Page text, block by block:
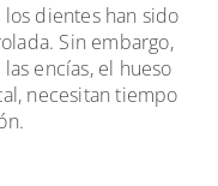
dientes han sido
Sin embargo,
encías, el hueso
necesitan tiempo